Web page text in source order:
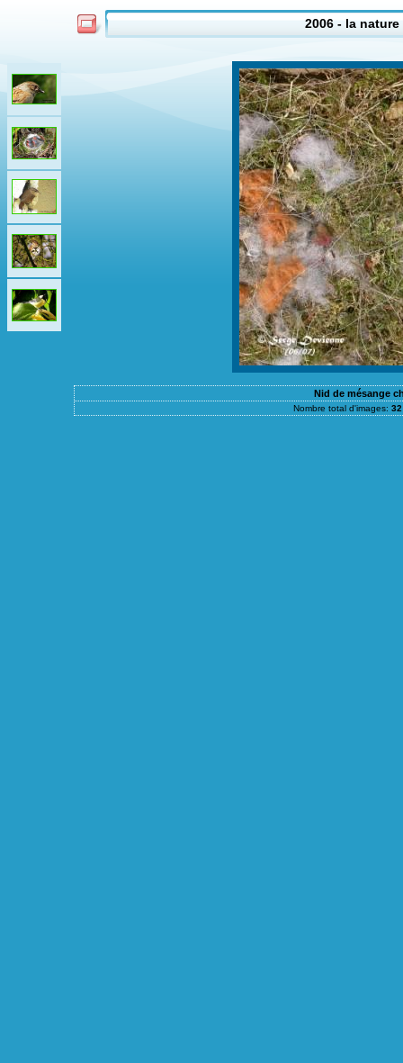
2006 - la
Nid de mésange
Nombre total d'images: 32